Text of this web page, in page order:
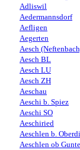
Adliswil
Aedermannsdorf
Aefligen
Aegerten
Aesch
Aesch BL
Aesch LU
Aesch ZH
Aeschau
Aeschi b. Spiez
Aeschi SO
Aeschiried
Aeschlen b.
Aeschlen ob